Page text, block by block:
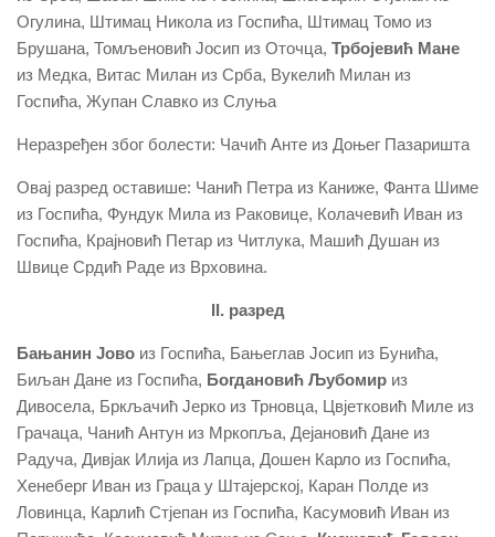
Огулина, Штимац Никола из Госпића, Штимац Томо из
Брушана, Томљеновић Јосип из Оточца, Трбојевић Мане
из Медка, Витас Милан из Срба, Вукелић Милан из
Госпића, Жупан Славко из Слуња
Неразређен због болести: Чачић Анте из Доњег Пазаришта
Овај разред оставише: Чанић Петра из Каниже, Фанта Шиме
из Госпића, Фундук Мила из Раковице, Колачевић Иван из
Госпића, Крајновић Петар из Читлука, Машић Душан из
Швице Срдић Раде из Врховина.
II. разред
Бањанин Јово из Госпића, Бањеглав Јосип из Бунића,
Биљан Дане из Госпића, Богдановић Љубомир из
Дивосела, Бркљачић Јерко из Трновца, Цвјетковић Миле из
Грачаца, Чанић Антун из Мркопља, Дејановић Дане из
Радуча, Дивјак Илија из Лапца, Дошен Карло из Госпића,
Хенеберг Иван из Граца у Штајерској, Каран Полде из
Ловинца, Карлић Стјепан из Госпића, Касумовић Иван из